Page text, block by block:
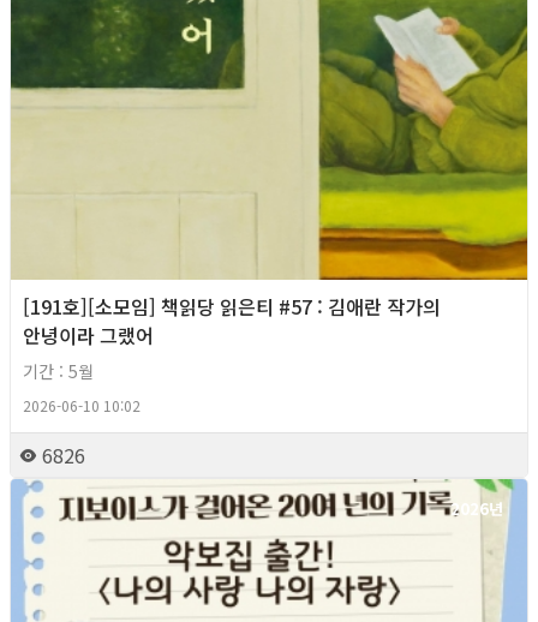
[191호][소모임] 책읽당 읽은티 #57 : 김애란 작가의
안녕이라 그랬어
기간 : 5월
2026-06-10 10:02
6826
2026년